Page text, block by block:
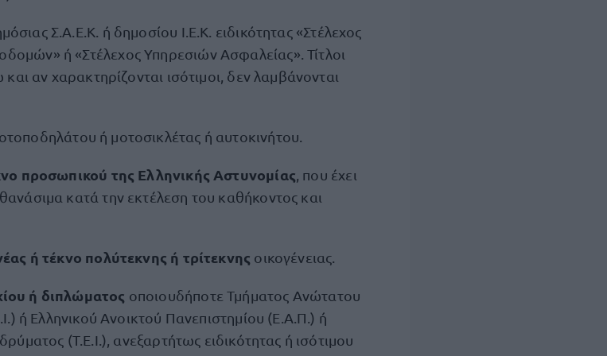
Σ.Α.Ε.Κ. ή δημοσίου Ι.Ε.Κ. ειδικότητας «Στέλεχος
ή «Στέλεχος Υπηρεσιών Ασφαλείας». Τίτλοι
αν χαρακτηρίζονται ισότιμοι, δεν λαμβάνονται
ή μοτοσικλέτας ή αυτοκινήτου.
προσωπικού της Ελληνικής Αστυνομίας , που έχει
κατά την εκτέλεση του καθήκοντος και
ή τέκνο πολύτεκνης ή τρίτεκνης οικογένειας.
ή διπλώματος οποιουδήποτε Τμήματος Ανώτατου
ή Ελληνικού Ανοικτού Πανεπιστημίου (Ε.Α.Π.) ή
(Τ.Ε.Ι.), ανεξαρτήτως ειδικότητας ή ισότιμου